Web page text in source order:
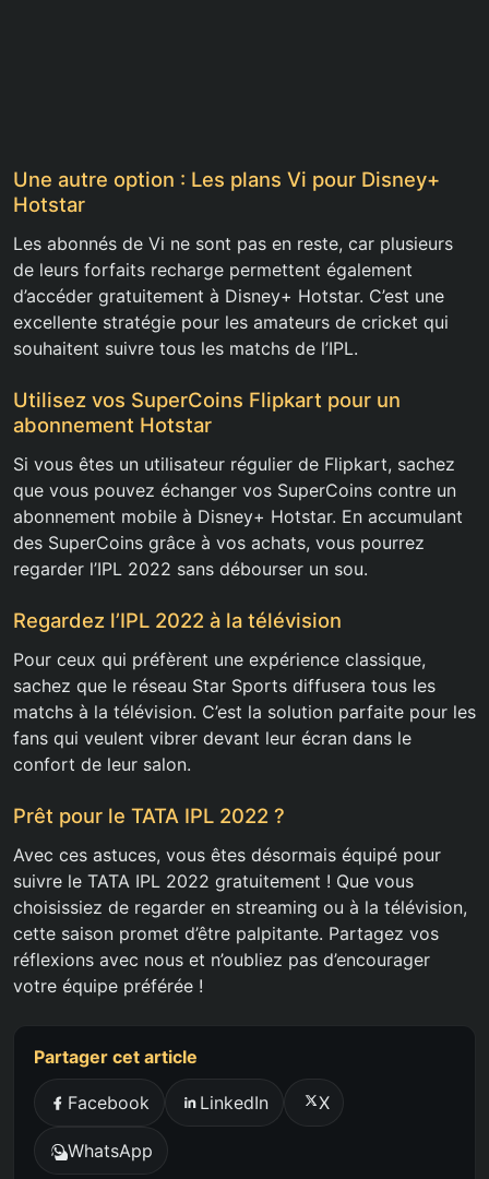
Une autre option : Les plans Vi pour Disney+
Hotstar
Les abonnés de Vi ne sont pas en reste, car plusieurs
de leurs forfaits recharge permettent également
d’accéder gratuitement à Disney+ Hotstar. C’est une
excellente stratégie pour les amateurs de cricket qui
souhaitent suivre tous les matchs de l’IPL.
Utilisez vos SuperCoins Flipkart pour un
abonnement Hotstar
Si vous êtes un utilisateur régulier de Flipkart, sachez
que vous pouvez échanger vos SuperCoins contre un
abonnement mobile à Disney+ Hotstar. En accumulant
des SuperCoins grâce à vos achats, vous pourrez
regarder l’IPL 2022 sans débourser un sou.
Regardez l’IPL 2022 à la télévision
Pour ceux qui préfèrent une expérience classique,
sachez que le réseau Star Sports diffusera tous les
matchs à la télévision. C’est la solution parfaite pour les
fans qui veulent vibrer devant leur écran dans le
confort de leur salon.
Prêt pour le TATA IPL 2022 ?
Avec ces astuces, vous êtes désormais équipé pour
suivre le TATA IPL 2022 gratuitement ! Que vous
choisissiez de regarder en streaming ou à la télévision,
cette saison promet d’être palpitante. Partagez vos
réflexions avec nous et n’oubliez pas d’encourager
votre équipe préférée !
Partager cet article
Facebook LinkedIn X
WhatsApp